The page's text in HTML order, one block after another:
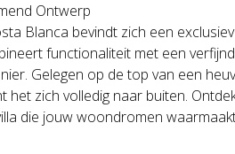
Ontwerp
Blanca bevindt zich een
functionaliteit met een verfijnd
Gelegen op de top van een
het zich volledig naar buiten.
die jouw woondromen